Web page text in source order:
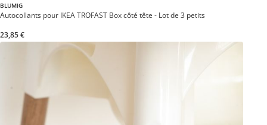
BLUMIG
Autocollants pour IKEA TROFAST Box côté tête - Lot de 3 petits
23,85 €